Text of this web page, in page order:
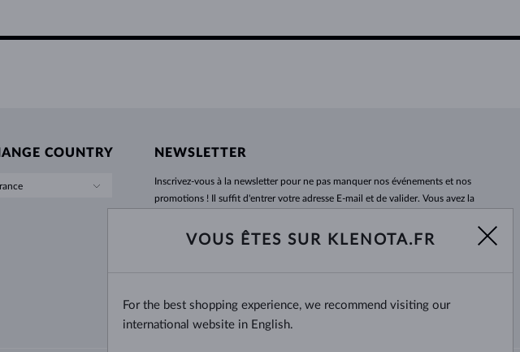
COUNTRY NEWSLETTER
Inscrivez-vous àla newsletter pour ne pas manquer nos événements et nos
promotions ! Il suffit d'entrer votre adresse E-mail et de valider. Vous avez la
impatience.
Oui, je veux recevoir desnouvelles intéressantes par e-mail.
VOUS ÊTES SUR KLENOTA.FR
For the best shopping experience, we recommend visiting our
international website in English.